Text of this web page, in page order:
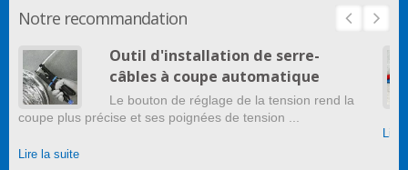
Notre recommandation
Outil d'installation de serre-
câbles à coupe automatique
Le bouton de réglage de la tension rend la
coupe plus précise et ses poignées de tension ...
Lire la suite
Lire